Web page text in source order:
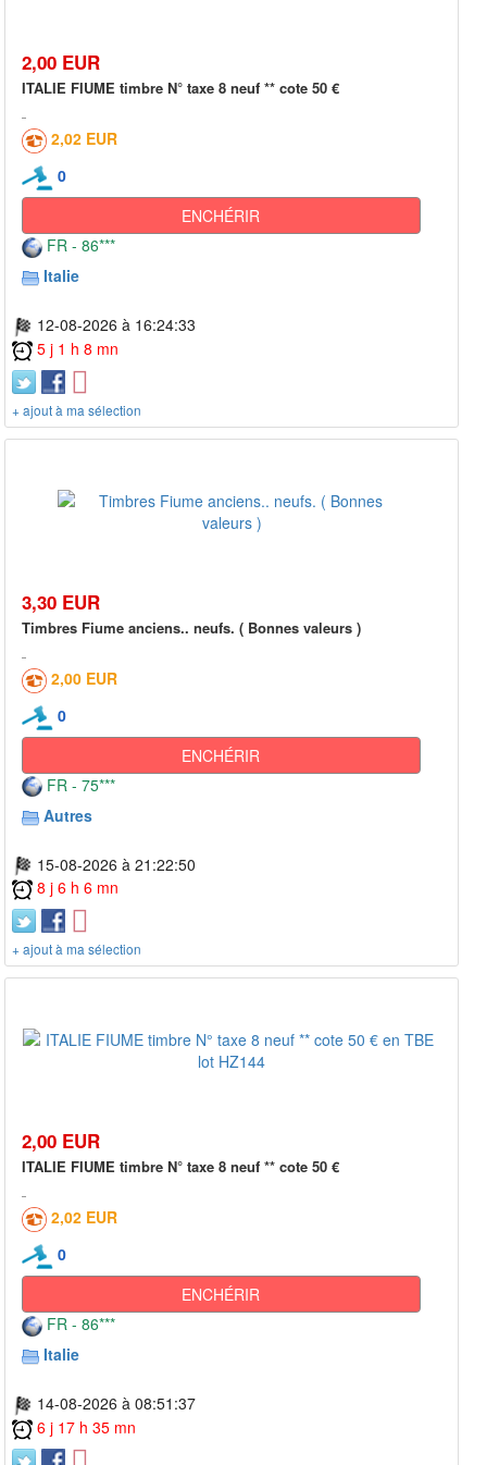
2,00 EUR
ITALIE FIUME timbre N° taxe 8 neuf ** cote 50 €
2,02 EUR
0
ENCHÉRIR
FR - 86***
Italie
12-08-2026 à 16:24:33
5 j 1 h 8 mn
+ ajout à ma sélection
3,30 EUR
Timbres Fiume anciens.. neufs. ( Bonnes valeurs )
2,00 EUR
0
ENCHÉRIR
FR - 75***
Autres
15-08-2026 à 21:22:50
8 j 6 h 6 mn
+ ajout à ma sélection
2,00 EUR
ITALIE FIUME timbre N° taxe 8 neuf ** cote 50 €
2,02 EUR
0
ENCHÉRIR
FR - 86***
Italie
14-08-2026 à 08:51:37
6 j 17 h 35 mn